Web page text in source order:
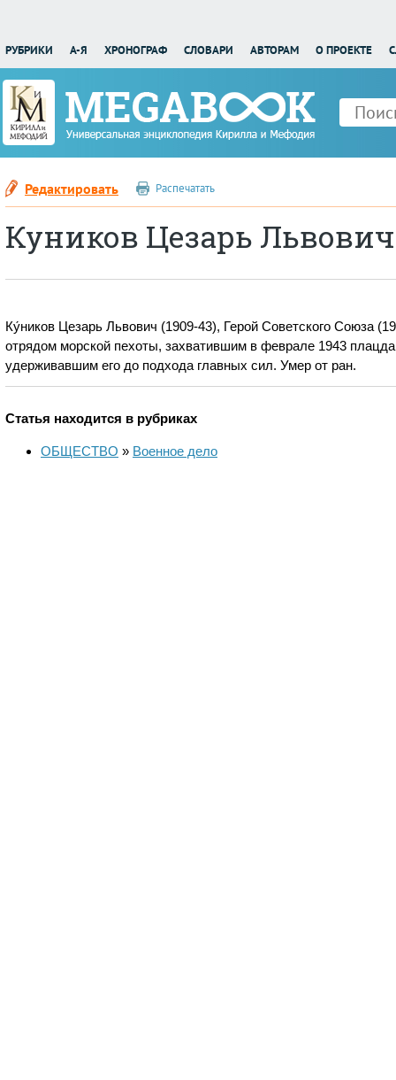
РУБРИКИ А-Я ХРОНОГРАФ СЛОВАРИ АВТОРАМ О ПРОЕКТЕ
Редактировать Распечатать
Куников Цезарь Львович
Ку́ников Цезарь Львович (1909-43), Герой Советского Союза
отрядом морской пехоты, захватившим в феврале 1943
удерживавшим его до подхода главных сил. Умер от ран.
Статья находится в рубриках
ОБЩЕСТВО » Военное дело